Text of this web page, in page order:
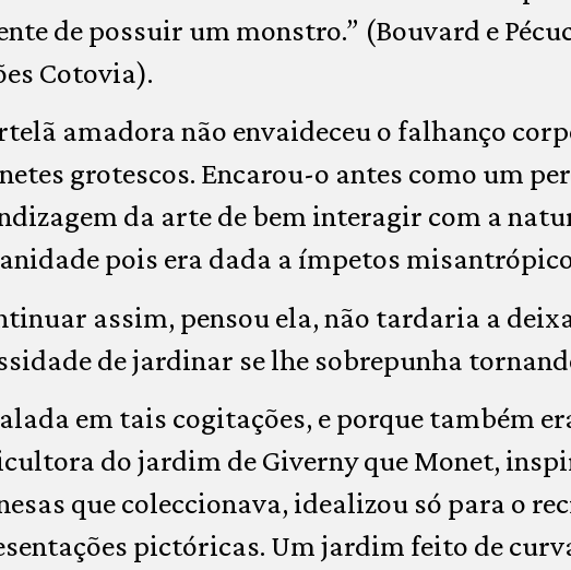
de possuir um monstro.” (Bouvard e
Cotovia).
amadora não envaideceu o falhanço
grotescos. Encarou-o antes como um
da arte de bem interagir com a
pois era dada a ímpetos
assim, pensou ela, não tardaria a
de jardinar se lhe sobrepunha
em tais cogitações, e porque também
do jardim de Giverny que Monet,
que coleccionava, idealizou só para o
pictóricas. Um jardim feito de